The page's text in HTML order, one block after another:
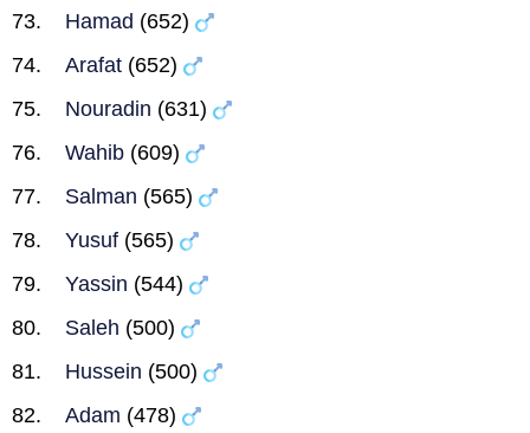
Hamad (652)
Arafat (652)
Nouradin (631)
Wahib (609)
Salman (565)
Yusuf (565)
Yassin (544)
Saleh (500)
Hussein (500)
Adam (478)